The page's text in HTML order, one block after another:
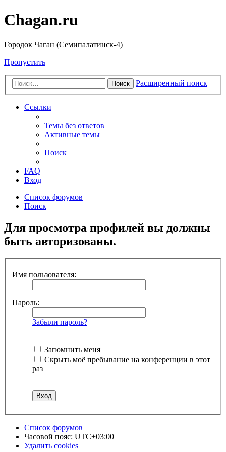
Chagan.ru
Городок Чаган (Семипалатинск-4)
Пропустить
Поиск Расширенный поиск
Ссылки
Темы без ответов
Активные темы
Поиск
FAQ
Вход
Список форумов
Поиск
Для просмотра профилей вы должны
быть авторизованы.
Имя пользователя:
Пароль:
Забыли пароль?
Запомнить меня
Скрыть моё пребывание на конференции в этот
раз
Список форумов
Часовой пояс: UTC+03:00
Удалить cookies